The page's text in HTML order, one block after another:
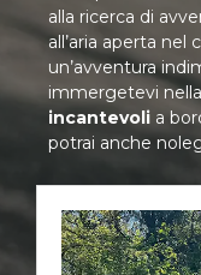
alla ricerca di
all’aria aperta nel
un’avventura
immergetevi
incantevoli a
potrai anche